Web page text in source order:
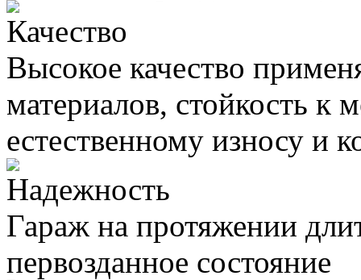
Качество
Высокое качество
материалов, стойкость к
естественному износу и
Надежность
Гараж на протяжении
первозданное состояние